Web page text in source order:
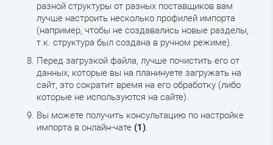
разной структуры от разных поставщиков вам
лучше настроить несколько профилей импорта
(например, чтобы не создавались новые разделы,
т.к. структура был создана в ручном режиме).
Перед загрузкой файла, лучше почистить его от
данных, которые вы на планинуете загружать на
сайт, это сократит время на его обработку (либо
которые не используются на сайте).
Вы можете получить консультацию по настройке
импорта в онлайн-чате (1).